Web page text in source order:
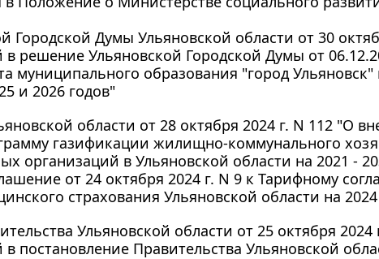
Городской Думы Ульяновской области от 30
решение Ульяновской Городской Думы от
муниципального образования "город Ульяновск"
и 2026 годов"
области от 28 октября 2024 г. N 112 "О
газификации жилищно-коммунального
организаций в Ульяновской области на 2021 -
от 24 октября 2024 г. N 9 к Тарифному
страхования Ульяновской области на
Ульяновской области от 25 октября 2024
постановление Правительства Ульяновской